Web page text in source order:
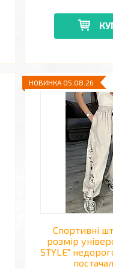
НОВИНКА 05.08.26
Спортивні
розмір
STYLE"